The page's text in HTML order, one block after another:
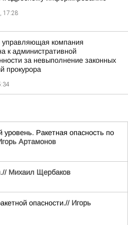
17:28
управляющая компания
к административной
за невыполнение законных
прокурора
Ракетная опасность по
Артамонов
Михаил Щербаков
опасности.// Игорь